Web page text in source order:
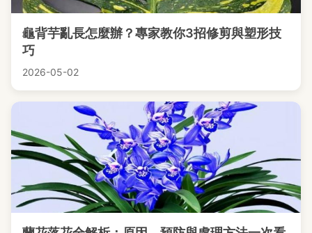
龜背芋亂長怎麼辦？專家教你3招修剪與塑形技
巧
2026-05-02